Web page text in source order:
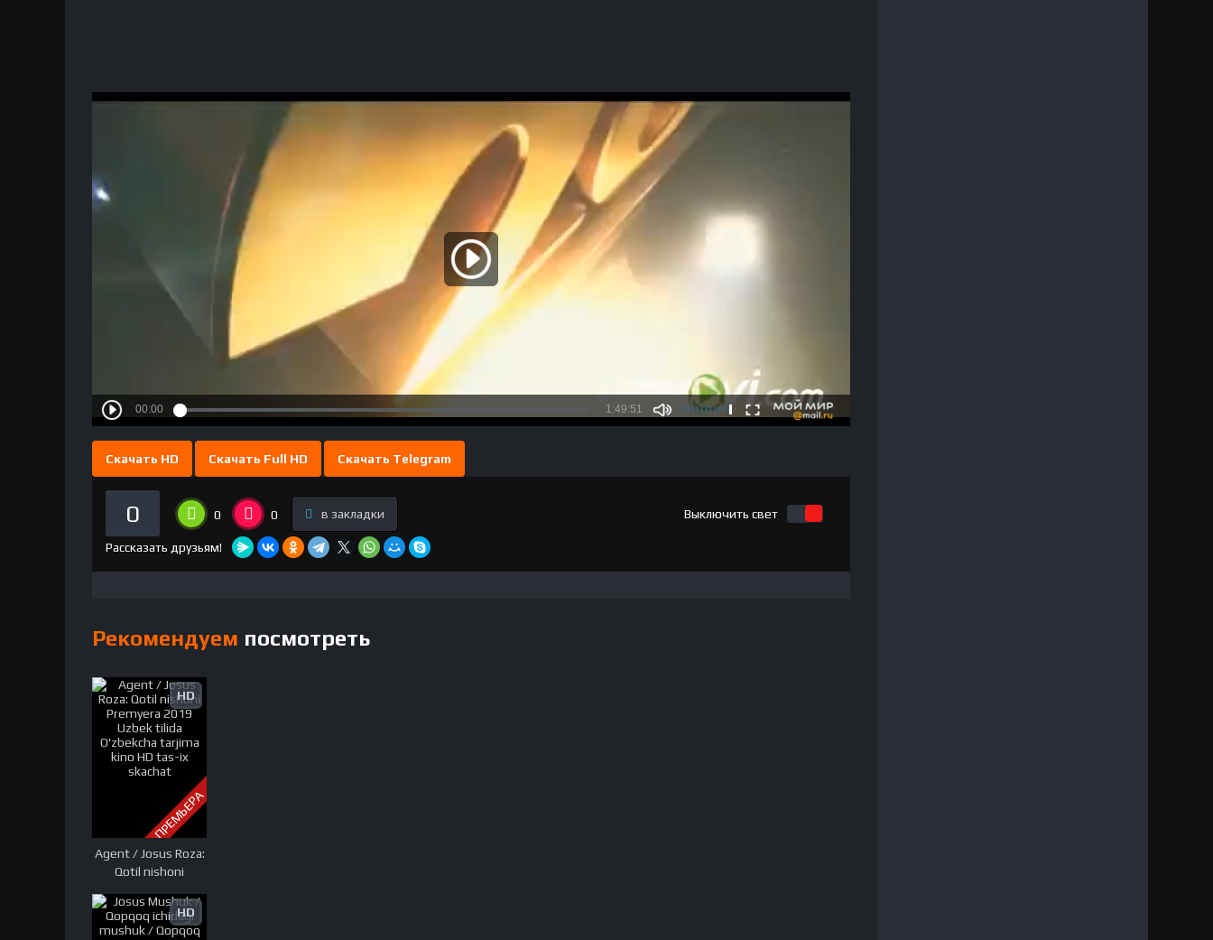
Скачать HD Скачать Full HD Скачать Telegram
0 0 0 в закладки Выключить свет
Рассказать друзьям!
Рекомендуем посмотреть
HD
ПРЕМЬЕРА
Agent / Josus Roza:
Qotil nishoni
Uzbek tilida
O'zbekcha tarjima
HD